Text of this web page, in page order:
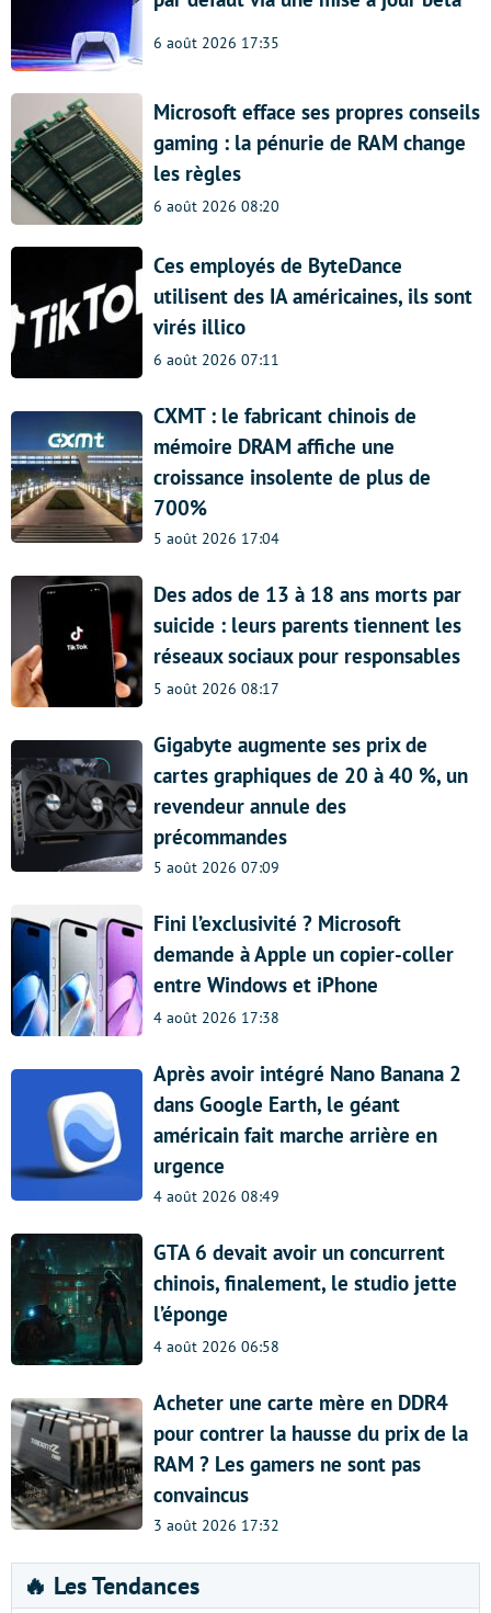
6 août 2026 17:35
Microsoft efface ses propres conseils
gaming : la pénurie de RAM change
les règles
6 août 2026 08:20
Ces employés de ByteDance
utilisent des IA américaines, ils sont
virés illico
6 août 2026 07:11
CXMT : le fabricant chinois de
mémoire DRAM affiche une
croissance insolente de plus de
700%
5 août 2026 17:04
Des ados de 13 à 18 ans morts par
suicide : leurs parents tiennent les
réseaux sociaux pour responsables
5 août 2026 08:17
Gigabyte augmente ses prix de
cartes graphiques de 20 à 40 %, un
revendeur annule des
précommandes
5 août 2026 07:09
Fini l’exclusivité ? Microsoft
demande à Apple un copier-coller
entre Windows et iPhone
4 août 2026 17:38
Après avoir intégré Nano Banana 2
dans Google Earth, le géant
américain fait marche arrière en
urgence
4 août 2026 08:49
GTA 6 devait avoir un concurrent
chinois, finalement, le studio jette
l’éponge
4 août 2026 06:58
Acheter une carte mère en DDR4
pour contrer la hausse du prix de la
RAM ? Les gamers ne sont pas
convaincus
3 août 2026 17:32
🔥 Les Tendances